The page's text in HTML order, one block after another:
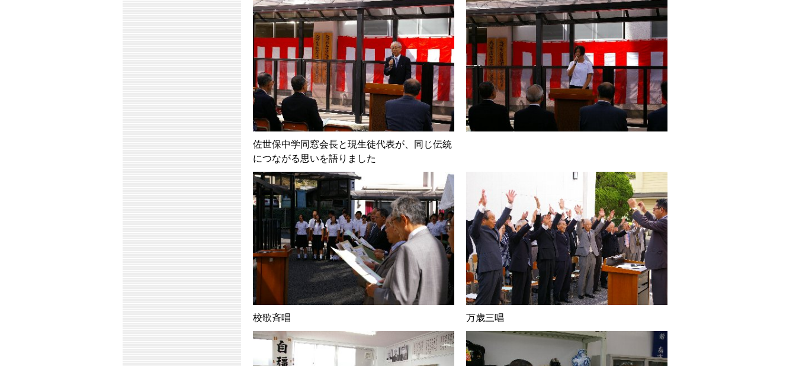
佐世保中学同窓会長と現生徒代表が、同じ伝統
につながる思いを語りました
校歌斉唱 万歳三唱